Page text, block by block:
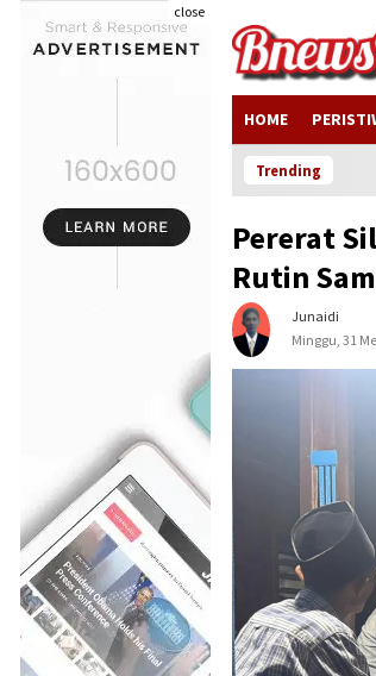
close
HOME
Trending
Pererat
Rutin
Junaidi
Minggu, 31